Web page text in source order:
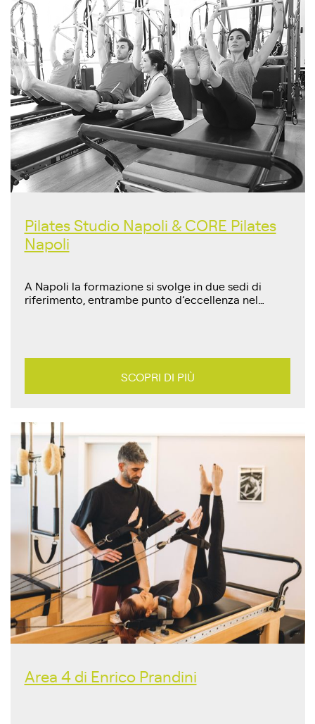
Pilates Studio Napoli & CORE Pilates
Napoli
A Napoli la formazione si svolge in due sedi di
riferimento, entrambe punto d’eccellenza nel…
SCOPRI DI PIÙ
Area 4 di Enrico Prandini